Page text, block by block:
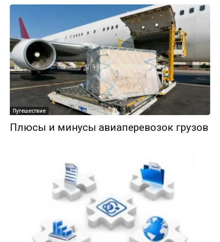
Путешествие
Плюсы и минусы авиаперевозок грузов